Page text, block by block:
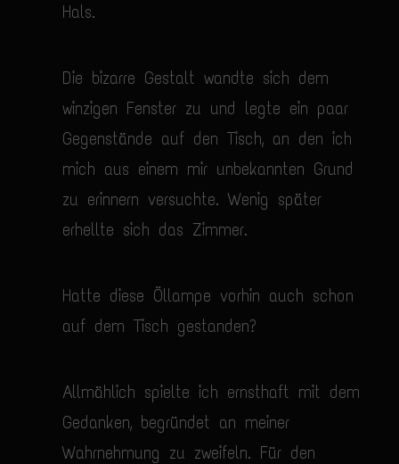
Hals.
Die bizarre Gestalt wandte sich dem
winzigen Fenster zu und legte ein paar
Gegenstände auf den Tisch, an den ich
mich aus einem mir unbekannten Grund
zu erinnern versuchte. Wenig später
erhellte sich das Zimmer.
Hatte diese Öllampe vorhin auch schon
auf dem Tisch gestanden?
Allmählich spielte ich ernsthaft mit dem
Gedanken, begründet an meiner
Wahrnehmung zu zweifeln. Für den